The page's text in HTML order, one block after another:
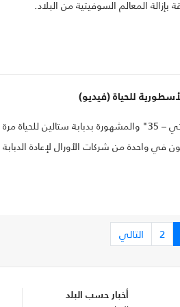
المعالم السوفيتية من البلاد.
للحياة (فيديو)
ينتظر أن تعود الدبابة الأسطورية "تي – 35" والمشهورة بدبابة ستالين للحياة مرة
واحدة من شركات الأورال لإعادة الدبابة
2 التالي
أخبار حسب البلد